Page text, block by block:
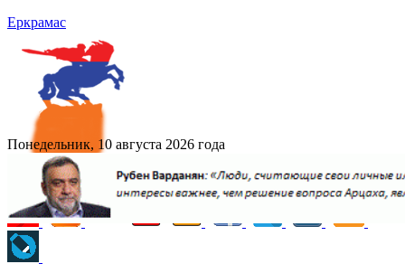
Еркрамас
Понедельник, 10 августа 2026 года